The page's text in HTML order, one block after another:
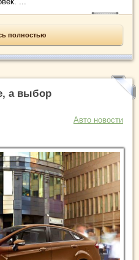
полностью
а выбор
Авто новости